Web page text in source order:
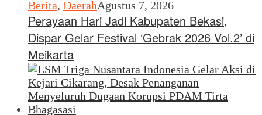
Berita, DaerahAgustus 7, 2026
Perayaan Hari Jadi Kabupaten Bekasi,
Dispar Gelar Festival ‘Gebrak 2026 Vol.2’ di
Meikarta